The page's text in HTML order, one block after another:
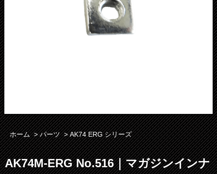
ホーム >パーツ >AK74 ERG シリーズ
AK74M-ERG No.516｜マガジンインナ